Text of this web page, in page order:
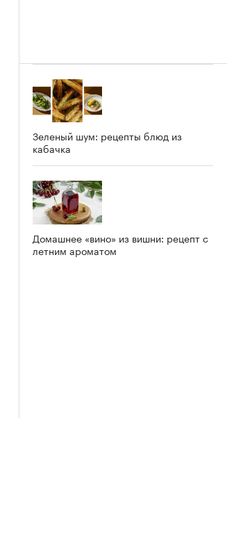
Зеленый шум: рецепты блюд из
кабачка
Домашнее «вино» из вишни: рецепт с
летним ароматом